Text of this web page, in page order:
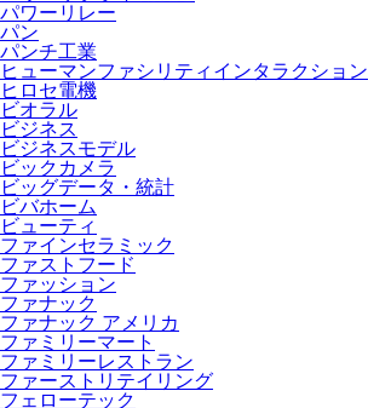
パワーリレー
パン
パンチ工業
ヒューマンファシリティインタラクション
ヒロセ電機
ビオラル
ビジネス
ビジネスモデル
ビックカメラ
ビッグデータ・統計
ビバホーム
ビューティ
ファインセラミック
ファストフード
ファッション
ファナック
ファナック アメリカ
ファミリーマート
ファミリーレストラン
ファーストリテイリング
フェローテック